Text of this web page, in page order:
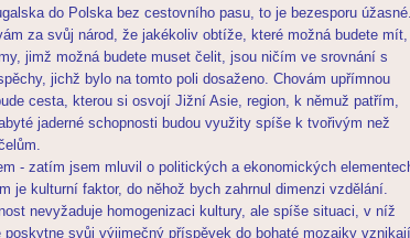
do Polska bez cestovního pasu, to je bezesporu úžasné.
za svůj národ, že jakékoliv obtíže, které možná budete
jimž možná budete muset čelit, jsou ničím ve srovnání s
jichž bylo na tomto poli dosaženo. Chovám upřímnou
cesta, kterou si osvojí Jižní Asie, region, k němuž patřím,
jaderné schopnosti budou využity spíše k tvořivým než
- zatím jsem mluvil o politických a ekonomických
je kulturní faktor, do něhož bych zahrnul dimenzi vzdělání.
nevyžaduje homogenizaci kultury, ale spíše situaci, v níž
poskytne svůj výjimečný příspěvek do bohaté mozaiky